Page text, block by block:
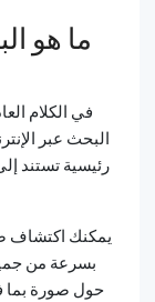
ما هو
في الكلام
البحث عبر
رئيسية تستند
بسرعة من
حول صورة بما